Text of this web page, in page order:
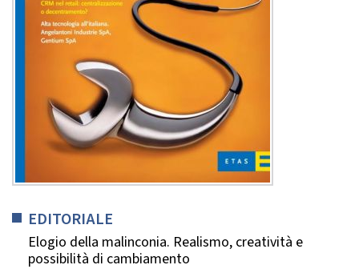
EDITORIALE
Elogio della malinconia. Realismo, creatività e
possibilità di cambiamento